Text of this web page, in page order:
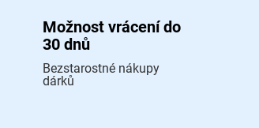
Možnost vrácení do
30 dnů
Bezstarostné nákupy
dárků